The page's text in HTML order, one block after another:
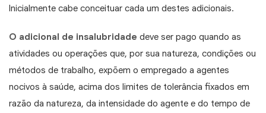
Inicialmente cabe conceituar cada um destes adicionais.
O adicional de insalubridade deve ser pago quando as
atividades ou operações que, por sua natureza, condições ou
métodos de trabalho, expõem o empregado a agentes
nocivos à saúde, acima dos limites de tolerância fixados em
razão da natureza, da intensidade do agente e do tempo de